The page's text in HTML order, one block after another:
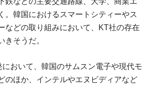
。韓国におけるスマートシティーやス
などの取り組みにおいて、KT社の存在
きそうだ。
において、韓国のサムスン電子や現代モ
のほか、インテルやエヌビディアなど